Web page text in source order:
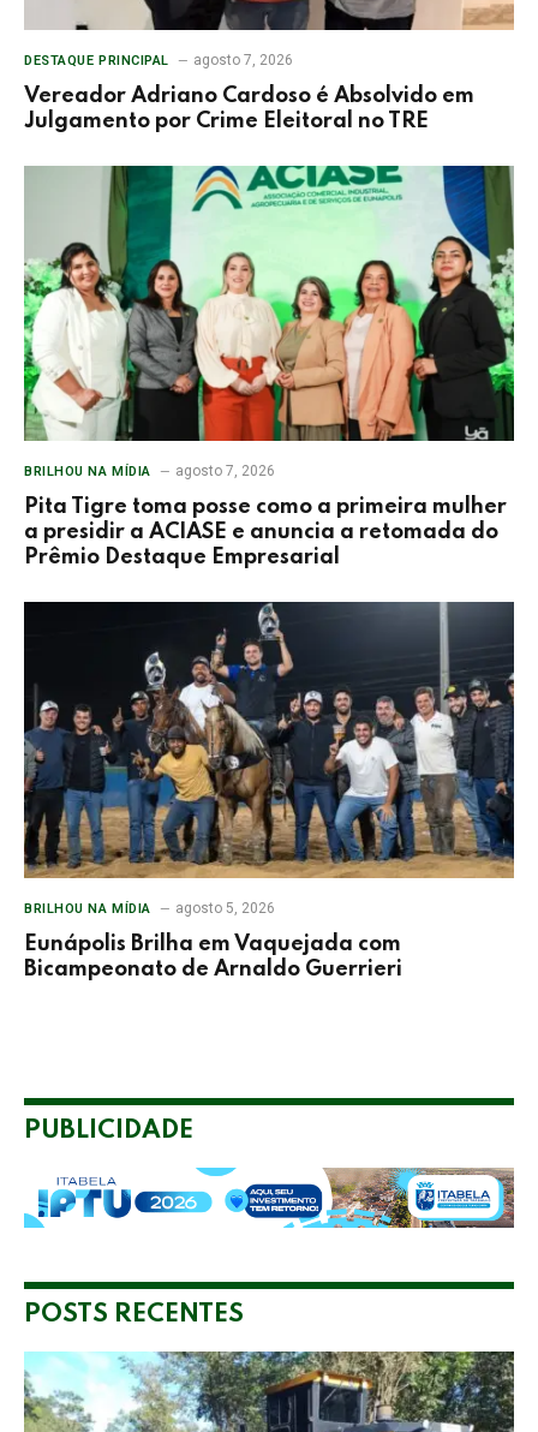
DESTAQUE PRINCIPAL agosto 7, 2026
Vereador Adriano Cardoso é Absolvido em
Julgamento por Crime Eleitoral no TRE
BRILHOU NA MÍDIA agosto 7, 2026
Pita Tigre toma posse como a primeira mulher
a presidir a ACIASE e anuncia a retomada do
Prêmio Destaque Empresarial
BRILHOU NA MÍDIA agosto 5, 2026
Eunápolis Brilha em Vaquejada com
Bicampeonato de Arnaldo Guerrieri
PUBLICIDADE
POSTS RECENTES